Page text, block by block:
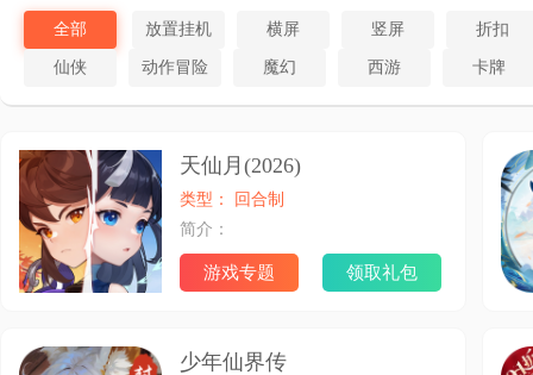
全部 放置挂机 横屏 竖屏 折扣
仙侠 动作冒险 魔幻 西游 卡牌
天仙月(2026)
类型： 回合制
简介：
游戏专题 领取礼包
少年仙界传